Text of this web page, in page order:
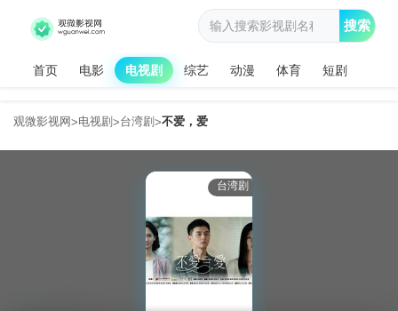
首页 电影 电视剧 综艺 动漫 体育 短剧
搜索
观微影视网>电视剧 >台湾剧 >不爱，爱
台湾剧